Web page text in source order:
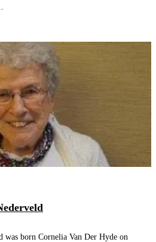
was born Cornelia Van Der Hyde on